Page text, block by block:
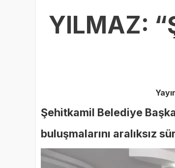
YILMAZ:
Şehitkamil Belediye
buluşmalarını aralıksız